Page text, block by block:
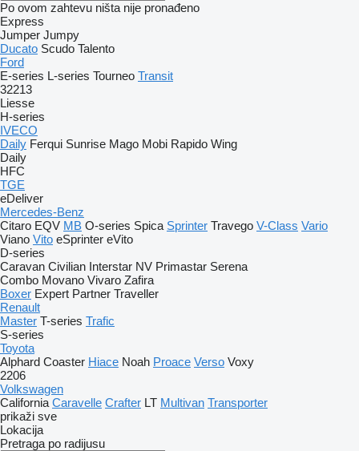
Po ovom zahtevu ništa nije pronađeno
Express
Jumper Jumpy
Ducato Scudo Talento
Ford
E-series L-series Tourneo Transit
32213
Liesse
H-series
IVECO
Daily Ferqui Sunrise Mago Mobi Rapido Wing
Daily
HFC
TGE
eDeliver
Mercedes-Benz
Citaro EQV MB O-series Spica Sprinter Travego V-Class Vario
Viano Vito eSprinter eVito
D-series
Caravan Civilian Interstar NV Primastar Serena
Combo Movano Vivaro Zafira
Boxer Expert Partner Traveller
Renault
Master T-series Trafic
S-series
Toyota
Alphard Coaster Hiace Noah Proace Verso Voxy
2206
Volkswagen
California Caravelle Crafter LT Multivan Transporter
prikaži sve
Lokacija
Pretraga po radijusu